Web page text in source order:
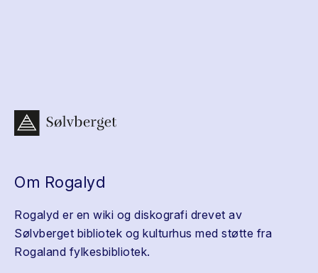
Om Rogalyd
Rogalyd er en wiki og diskografi drevet av
Sølvberget bibliotek og kulturhus med støtte fra
Rogaland fylkesbibliotek.